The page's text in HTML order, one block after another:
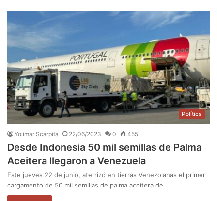
Política
Yolimar Scarpita 22/06/2023 0 455
Desde Indonesia 50 mil semillas de Palma
Aceitera llegaron a Venezuela
Este jueves 22 de junio, aterrizó en tierras Venezolanas el primer
cargamento de 50 mil semillas de palma aceitera de…